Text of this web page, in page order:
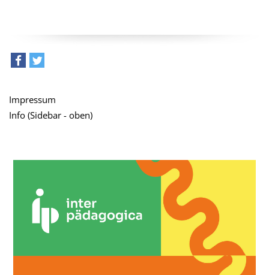
Impressum
Info (Sidebar - oben)